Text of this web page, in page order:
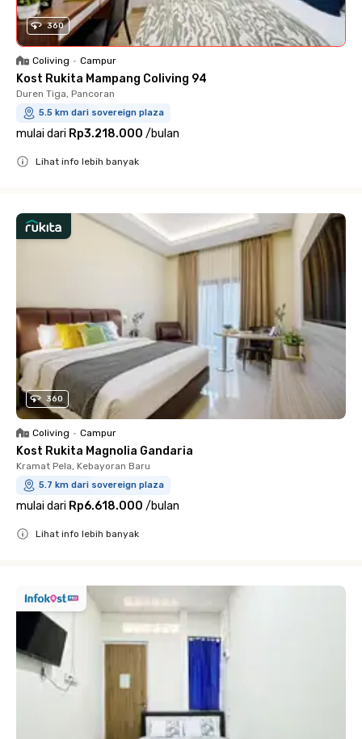
360
Coliving • Campur
Kost Rukita Mampang Coliving 94
Duren Tiga, Pancoran
5.5 km dari sovereign plaza
mulai dari Rp3.218.000 /bulan
Lihat info lebih banyak
360
Coliving • Campur
Kost Rukita Magnolia Gandaria
Kramat Pela, Kebayoran Baru
5.7 km dari sovereign plaza
mulai dari Rp6.618.000 /bulan
Lihat info lebih banyak